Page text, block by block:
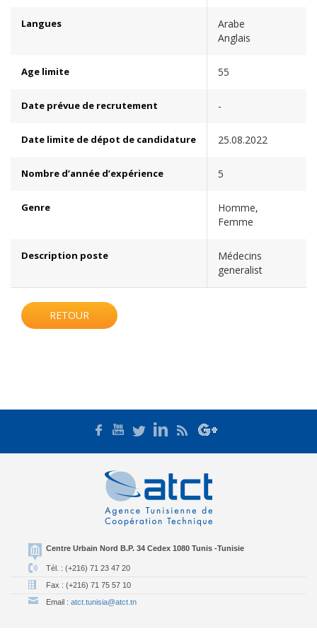
Langues
Arabe
Anglais
Age limite 55
Date prévue de recrutement -
Date limite de dépot de candidature 25.08.2022
Nombre d’année d’expérience 5
Genre
Homme,
Femme
Description poste
Médecins
generalist
RETOUR
Centre Urbain Nord B.P. 34 Cedex 1080 Tunis -Tunisie
Tél. : (+216) 71 23 47 20
Fax : (+216) 71 75 57 10
Email : atct.tunisia@atct.tn